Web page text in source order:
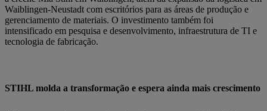
Waiblingen-Neustadt com escritórios para as áreas de produção e
gerenciamento de materiais. O investimento também foi
intensificado em pesquisa e desenvolvimento, infraestrutura de TI e
tecnologia de fabricação.
STIHL molda a transformação e espera ainda mais crescimento